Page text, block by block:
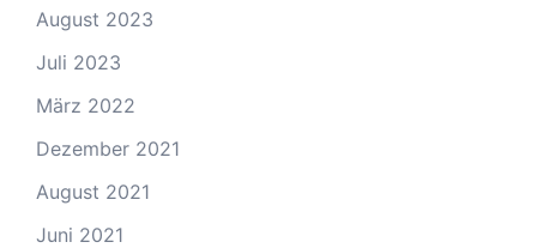
August 2023
Juli 2023
März 2022
Dezember 2021
August 2021
Juni 2021